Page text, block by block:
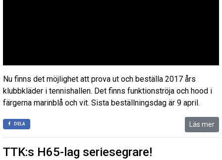
Nu finns det möjlighet att prova ut och beställa 2017 års
klubbkläder i tennishallen. Det finns funktionströja och hood i
färgerna marinblå och vit. Sista beställningsdag är 9 april.
DELA Läs mer
TTK:s H65-lag seriesegrare!